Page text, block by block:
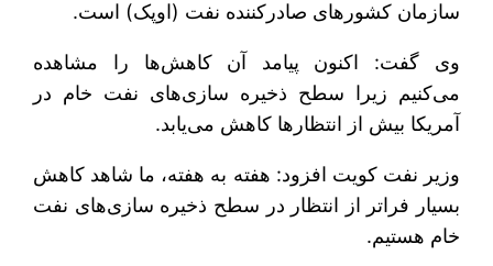
سازمان کشورهای صادرکننده نفت (اوپک) است.
وی گفت: اکنون پیامد آن کاهش‌ها را مشاهده
می‌کنیم زیرا سطح ذخیره سازی‌های نفت خام در
آمریکا بیش از انتظارها کاهش می‌یابد.
وزیر نفت کویت افزود: هفته به هفته، ما شاهد کاهش
بسیار فراتر از انتظار در سطح ذخیره سازی‌های نفت
خام هستیم.